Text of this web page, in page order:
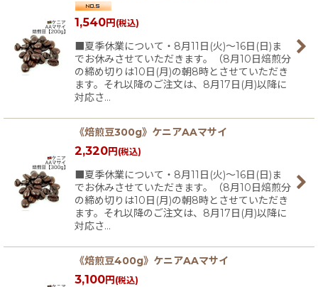
1,540円 (税込)
■夏季休業について・8月11日(火)〜16日(日)ま
でお休みさせていただきます。（8月10日焙煎分
の締め切りは10日(月)の朝8時とさせていただき
ます。それ以降のご注文は、8月17日(月)以降に
対応さ…
《焙煎豆300g》ケニアAAマサイ
2,320円 (税込)
■夏季休業について・8月11日(火)〜16日(日)ま
でお休みさせていただきます。（8月10日焙煎分
の締め切りは10日(月)の朝8時とさせていただき
ます。それ以降のご注文は、8月17日(月)以降に
対応さ…
《焙煎豆400g》ケニアAAマサイ
3,100円 (税込)